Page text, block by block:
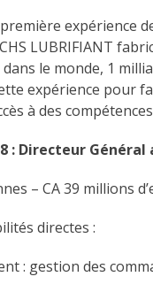
expérience
LUBRIFIANT
le monde, 1
expérience pour
à des
: Directeur
– CA 39 millions
directes :
: gestion des